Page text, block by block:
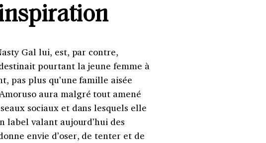
Gal lui, est, par contre,
pourtant la jeune femme à
pas plus qu’une famille aisée
aura malgré tout amené
sociaux et dans lesquels elle
label valant aujourd’hui des
envie d’oser, de tenter et de